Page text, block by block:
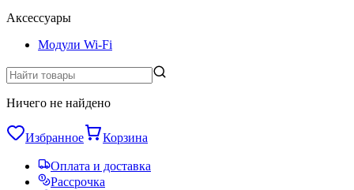
Аксессуары
Модули Wi-Fi
Ничего не найдено
Избранное Корзина
Оплата и доставка
Рассрочка